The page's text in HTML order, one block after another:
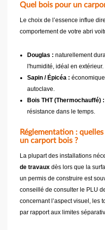
Quel bois pour un
Le choix de l’essence influe
comportement de votre abri
Douglas : naturellement
l'humidité, idéal en extérieur.
Sapin / Épicéa :
autoclave.
Bois THT (Thermochauffé) :
résistance dans le temps.
Réglementation :
un carport bois ?
La plupart des installations
de travaux dès lors que la
un permis de construire est
conseillé de consulter le PLU
concernant l’aspect visuel, les
par rapport aux limites